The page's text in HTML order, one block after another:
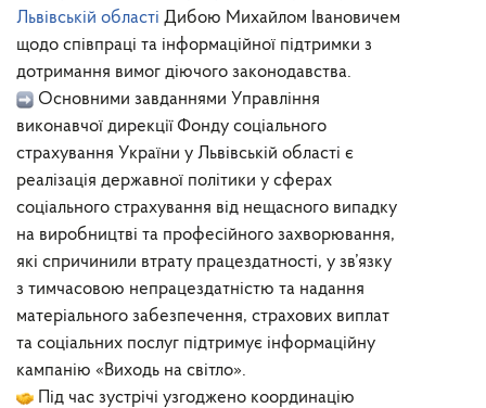
Львівській області Дибою Михайлом Івановичем
щодо співпраці та інформаційної підтримки з
дотримання вимог діючого законодавства.
Основними завданнями Управління
виконавчої дирекції Фонду соціального
страхування України у Львівській області є
реалізація державної політики у сферах
соціального страхування від нещасного випадку
на виробництві та професійного захворювання,
які спричинили втрату працездатності, у зв’язку
з тимчасовою непрацездатністю та надання
матеріального забезпечення, страхових виплат
та соціальних послуг підтримує інформаційну
кампанію «Виходь на світло».
Під час зустрічі узгоджено координацію